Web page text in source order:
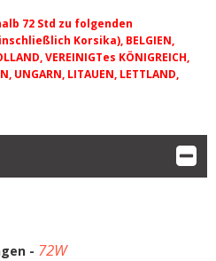
72 Std zu folgenden
Korsika), BELGIEN,
VEREINIGTes KÖNIGREICH,
UNGARN, LITAUEN, LETTLAND,
- 72W